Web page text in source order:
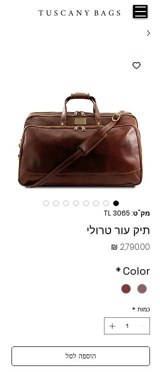
T U S C A N Y B A G S
מק"ט: TL 3065
תיק עור טרולי
Color
*
כמות *
הוספה לסל